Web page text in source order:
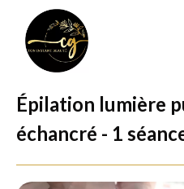
Épilation lumière
échancré - 1